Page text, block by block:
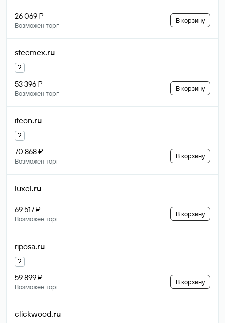
26 069 ₽
Возможен торг
В корзину
steemex.ru
?
53 396 ₽
Возможен торг
В корзину
ifcon.ru
?
70 868 ₽
Возможен торг
В корзину
luxel.ru
69 517 ₽
Возможен торг
В корзину
riposa.ru
?
59 899 ₽
Возможен торг
В корзину
clickwood.ru